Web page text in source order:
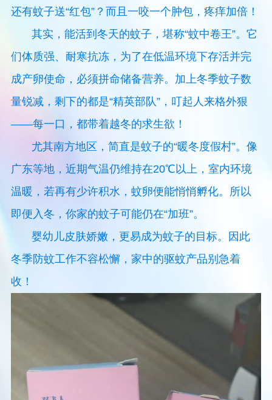
还有蚊子送“红包”？而且一咬一个肿包，疼痒加倍！
其实，能活到冬天的蚊子，堪称“蚊中卷王”。它
们体质强、耐寒抗冻，为了在低温环境下存活并完
成产卵使命，必须拼命储备营养。加上冬季蚊子数
量锐减，剩下的都是“精英部队”，叮起人来格外狠
——每一口，都带着越冬的求生欲！
尤其南方地区，简直是蚊子的“暖冬度假村”。像
广东等地，近期气温仍维持在20℃以上，室内环境
温暖，若再有少许积水，蚊卵便能悄悄孵化。所以
即便入冬，你家的蚊子可能仍在“加班”。
婴幼儿皮肤娇嫩，更易成为蚊子的目标。因此
冬季防蚊工作不容松懈，家中的驱蚊产品别急着
收！